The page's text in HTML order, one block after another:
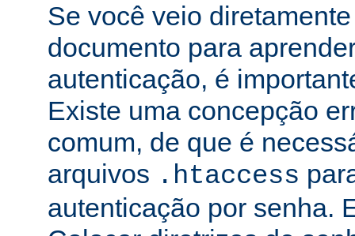
Se você veio
documento para
autenticação, é
Existe uma concepção
comum, de que é
arquivos .htaccess
autenticação por senha.